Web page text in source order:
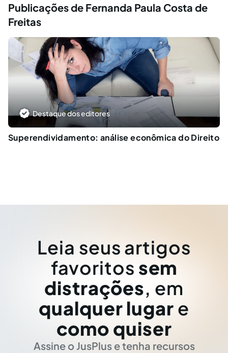
Publicações de Fernanda Paula Costa de
Freitas
Destaque dos editores
Superendividamento: análise econômica do Direito
Leia seus artigos
favoritos sem
distrações, em
qualquer lugar e
como quiser
Assine o JusPlus e tenha recursos